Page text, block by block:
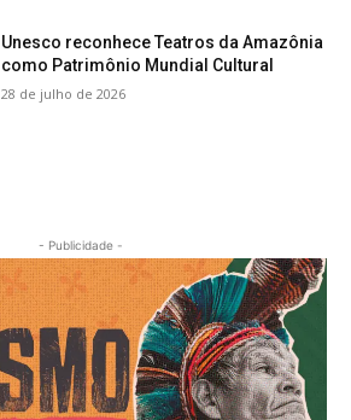
Unesco reconhece Teatros da Amazônia
como Patrimônio Mundial Cultural
28 de julho de 2026
- Publicidade -